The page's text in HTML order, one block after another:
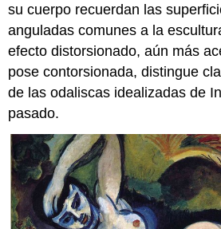
su cuerpo recuerdan las
anguladas comunes a la
efecto distorsionado, aún más
pose contorsionada, distingue
de las odaliscas idealizadas de
pasado.